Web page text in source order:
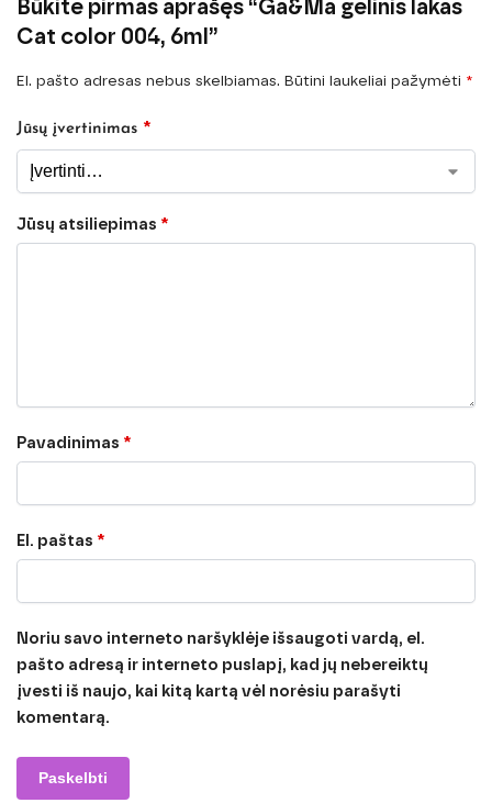
Būkite pirmas aprašęs “Ga&Ma gelinis lakas
Cat color 004, 6ml”
El. pašto adresas nebus skelbiamas. Būtini laukeliai pažymėti *
Jūsų įvertinimas *
Jūsų atsiliepimas *
Pavadinimas *
El. paštas *
Noriu savo interneto naršyklėje išsaugoti vardą, el.
pašto adresą ir interneto puslapį, kad jų nebereiktų
įvesti iš naujo, kai kitą kartą vėl norėsiu parašyti
komentarą.